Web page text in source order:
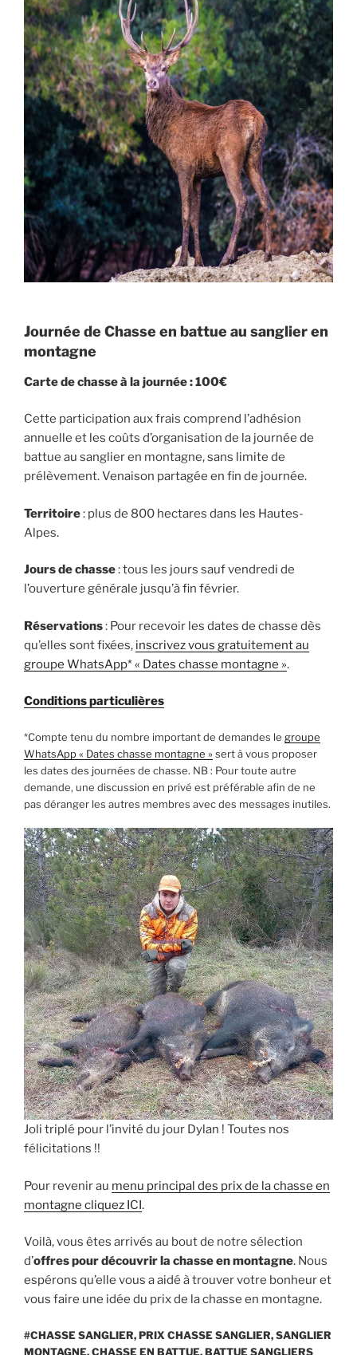
Journée de Chasse en battue au sanglier en
montagne
Carte de chasse à la journée: 100€
Cette participation aux frais comprend l’adhésion
annuelle et les coûts d’organisation de la journée de
battue au sanglier en montagne, sans limite de
prélèvement. Venaison partagée en fin de journée.
Territoire: plus de 800 hectares dans les Hautes-
Alpes.
Jours de chasse: tous les jours sauf vendredi de
l’ouverture générale jusqu’à fin février.
Réservations: Pour recevoir les dates de chasse dès
qu’elles sont fixées, inscrivez vous gratuitement au
groupe WhatsApp* « Dates chasse montagne ».
Conditions particulières
*Compte tenu du nombre important de demandes le groupe
WhatsApp « Dates chasse montagne »sert à vous proposer
les dates des journées de chasse. NB : Pour toute autre
demande, une discussion en privé est préférable afin de ne
pas déranger les autres membres avec des messages inutiles.
Joli triplé pour l’invité du jour Dylan ! Toutes nos
félicitations !!
Pour revenir au menu principal des prix de la chasse en
montagne cliquez ICI.
Voilà, vous êtes arrivés au bout de notre sélection
d’offres pour découvrir la chasse en montagne. Nous
espérons qu’elle vous a aidé à trouver votre bonheur et
vous faire une idée du prix de la chasse en montagne.
#CHASSE SANGLIER, PRIX CHASSE SANGLIER, SANGLIER
MONTAGNE, CHASSE EN BATTUE, BATTUE SANGLIERS